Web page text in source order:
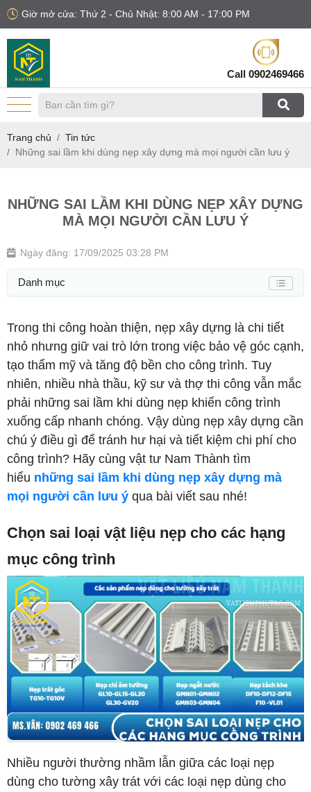
Giờ mở cửa: Thứ 2 - Chủ Nhật: 8:00 AM - 17:00 PM
Call 0902469466
Trang chủ
Tin tức
Những sai lầm khi dùng nẹp xây dựng mà mọi người cần lưu ý
NHỮNG SAI LẦM KHI DÙNG NẸP XÂY DỰNG
MÀ MỌI NGƯỜI CẦN LƯU Ý
Ngày đăng: 17/09/2025 03:28 PM
Danh mục
Trong thi công hoàn thiện, nẹp xây dựng là chi tiết
nhỏ nhưng giữ vai trò lớn trong việc bảo vệ góc cạnh,
tạo thẩm mỹ và tăng độ bền cho công trình. Tuy
nhiên, nhiều nhà thầu, kỹ sư và thợ thi công vẫn mắc
phải những sai lầm khi dùng nẹp khiến công trình
xuống cấp nhanh chóng. Vậy dùng nẹp xây dựng cần
chú ý điều gì để tránh hư hại và tiết kiệm chi phí cho
công trình? Hãy cùng vật tư Nam Thành tìm
hiểu những sai lầm khi dùng nẹp xây dựng mà
mọi người cần lưu ý qua bài viết sau nhé!
Chọn sai loại vật liệu nẹp cho các hạng
mục công trình
Nhiều người thường nhầm lẫn giữa các loại nẹp
dùng cho tường xây trát với các loại nẹp dùng cho